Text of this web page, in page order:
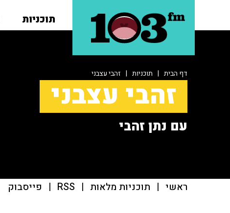
תוכניות
דף הבית | תוכניות | זהבי עצבני
זהבי עצבני
עם נתן זהבי
ראשי | תוכניות מלאות |
RSS
| פייסבוק